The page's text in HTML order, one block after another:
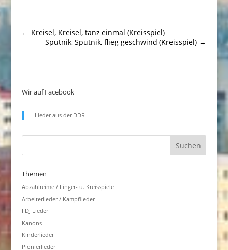
← Kreisel, Kreisel, tanz einmal (Kreisspiel)
Sputnik, Sputnik, flieg geschwind (Kreisspiel) →
Wir auf Facebook
Lieder aus der DDR
Themen
Abzählreime / Finger- u. Kreisspiele
Arbeiterlieder / Kampflieder
FDJ Lieder
Kanons
Kinderlieder
Pionierlieder